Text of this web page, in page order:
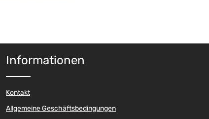
Informationen
Kontakt
Allgemeine Geschäftsbedingungen